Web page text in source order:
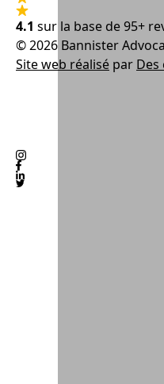
4.1 sur la base de95+
© 2026 Bannister
Site web réalisé par Des